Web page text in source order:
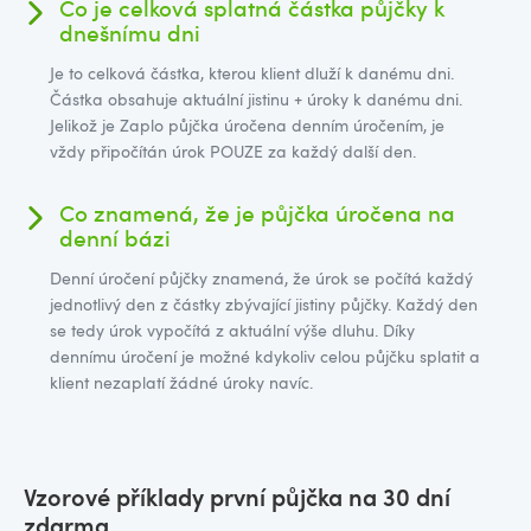
Co je celková splatná částka půjčky k
dnešnímu dni
Je to celková částka, kterou klient dluží k danému dni.
Částka obsahuje aktuální jistinu + úroky k danému dni.
Jelikož je Zaplo půjčka úročena denním úročením, je
vždy připočítán úrok POUZE za každý další den.
Co znamená, že je půjčka úročena na
denní bázi
Denní úročení půjčky znamená, že úrok se počítá každý
jednotlivý den z částky zbývající jistiny půjčky. Každý den
se tedy úrok vypočítá z aktuální výše dluhu. Díky
dennímu úročení je možné kdykoliv celou půjčku splatit a
klient nezaplatí žádné úroky navíc.
Vzorové příklady první půjčka na 30 dní